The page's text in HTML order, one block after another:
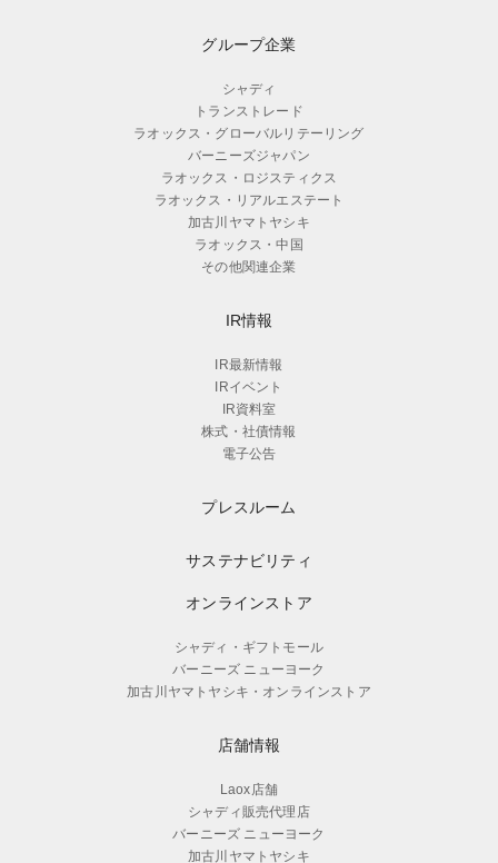
グループ企業
シャディ
トランストレード
ラオックス・グローバルリテーリング
バーニーズジャパン
ラオックス・ロジスティクス
ラオックス・リアルエステート
加古川ヤマトヤシキ
ラオックス・中国
その他関連企業
IR情報
IR最新情報
IRイベント
IR資料室
株式・社債情報
電子公告
プレスルーム
サステナビリティ
オンラインストア
シャディ・ギフトモール
バーニーズ ニューヨーク
加古川ヤマトヤシキ・オンラインストア
店舗情報
Laox店舗
シャディ販売代理店
バーニーズ ニューヨーク
加古川ヤマトヤシキ